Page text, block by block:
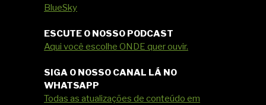
BlueSky
ESCUTE O NOSSO PODCAST
Aqui você escolhe ONDE quer ouvir.
SIGA O NOSSO CANAL LÁ NO
WHATSAPP
Todas as atualizações de conteúdo em